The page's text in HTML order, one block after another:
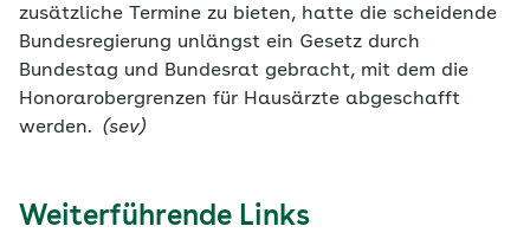
zusätzliche Termine zu bieten, hatte die scheidende
Bundesregierung unlängst ein Gesetz durch
Bundestag und Bundesrat gebracht, mit dem die
Honorarobergrenzen für Hausärzte abgeschafft
werden.
(sev)
Weiterführende Links